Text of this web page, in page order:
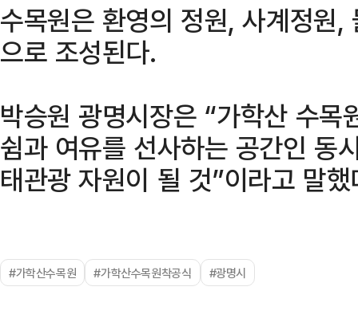
수목원은 환영의 정원, 사계정원
으로 조성된다.
박승원 광명시장은 “가학산 수
쉼과 여유를 선사하는 공간인 동
태관광 자원이 될 것”이라고 말했
#가학산수목원 #가학산수목원착공식 #광명시